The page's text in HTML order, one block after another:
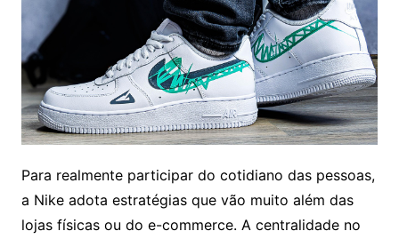
Para realmente participar do cotidiano das pessoas,
a Nike adota estratégias que vão muito além das
lojas físicas ou do e-commerce. A centralidade no